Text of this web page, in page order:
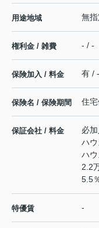
用途地域 無指
権利金 / 雑費 - / -
保険加入 / 料金 有 / -
保険名 / 保険期間 住
保証会社 / 料金
必加
ハ
ハ
2.2
5.5
特優賃 -